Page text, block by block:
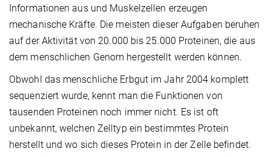
Informationen aus und Muskelzellen erzeugen
mechanische Kräfte. Die meisten dieser Aufgaben beruhen
auf der Aktivität von 20.000 bis 25.000 Proteinen, die aus
dem menschlichen Genom hergestellt werden können.
Obwohl das menschliche Erbgut im Jahr 2004 komplett
sequenziert wurde, kennt man die Funktionen von
tausenden Proteinen noch immer nicht. Es ist oft
unbekannt, welchen Zelltyp ein bestimmtes Protein
herstellt und wo sich dieses Protein in der Zelle befindet.